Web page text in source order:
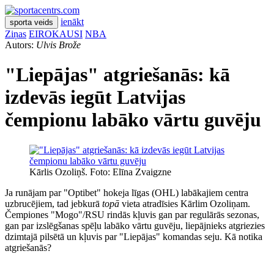
sporta veids
ienākt
Ziņas EIROKAUSI NBA
Autors: Ulvis Brože
"Liepājas" atgriešanās: kā
izdevās iegūt Latvijas
čempionu labāko vārtu guvēju
Kārlis Ozoliņš. Foto: Elīna Zvaigzne
Ja runājam par "Optibet" hokeja līgas (OHL) labākajiem centra
uzbrucējiem, tad jebkurā topā vieta atradīsies Kārlim Ozoliņam.
Čempiones "Mogo"/RSU rindās kļuvis gan par regulārās sezonas,
gan par izslēgšanas spēļu labāko vārtu guvēju, liepājnieks atgriezies
dzimtajā pilsētā un kļuvis par "Liepājas" komandas seju. Kā notika
atgriešanās?